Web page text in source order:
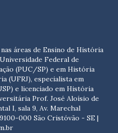
áreas de Ensino de História
Federal de
(PUC/SP) e em História
(UFRJ), especialista em
e licenciado em História
Prof. José Aloísio de
I, sala 9, Av. Marechal
000 São Cristóvão - SE |